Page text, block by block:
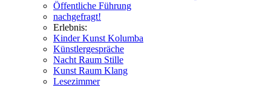
Öffentliche Führung
nachgefragt!
Erlebnis:
Kinder Kunst Kolumba
Künstlergespräche
Nacht Raum Stille
Kunst Raum Klang
Lesezimmer